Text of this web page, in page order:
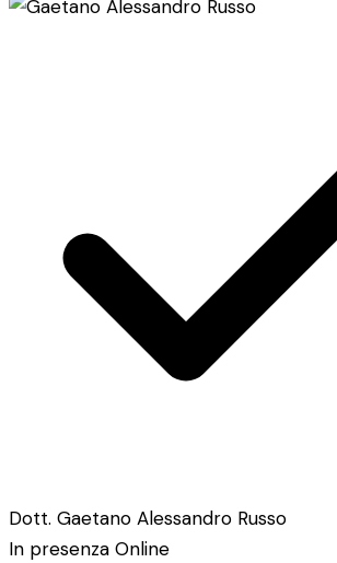
Dott. Gaetano Alessandro Russo
In presenza Online